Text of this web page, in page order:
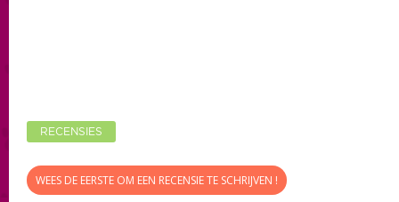
RECENSIES
WEES DE EERSTE OM EEN RECENSIE TE SCHRIJVEN !